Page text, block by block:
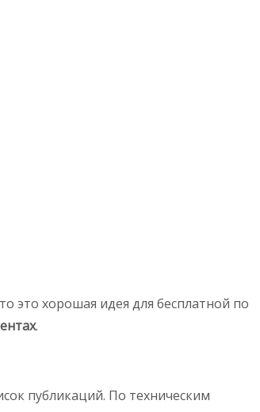
это хорошая идея для бесплатной по
.
публикаций. По техническим